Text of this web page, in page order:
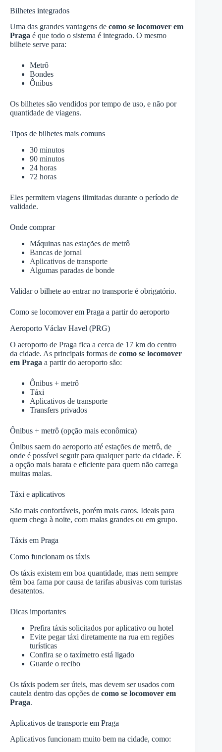
Bilhetes integrados
Uma das grandes vantagens de como se locomover em
Praga é que todo o sistema é integrado. O mesmo
bilhete serve para:
Metrô
Bondes
Ônibus
Os bilhetes são vendidos por tempo de uso, e não por
quantidade de viagens.
Tipos de bilhetes mais comuns
30 minutos
90 minutos
24 horas
72 horas
Eles permitem viagens ilimitadas durante o período de
validade.
Onde comprar
Máquinas nas estações de metrô
Bancas de jornal
Aplicativos de transporte
Algumas paradas de bonde
Validar o bilhete ao entrar no transporte é obrigatório.
Como se locomover em Praga a partir do aeroporto
Aeroporto Václav Havel (PRG)
O aeroporto de Praga fica a cerca de 17 km do centro
da cidade. As principais formas de como se locomover
em Praga a partir do aeroporto são:
Ônibus + metrô
Táxi
Aplicativos de transporte
Transfers privados
Ônibus + metrô (opção mais econômica)
Ônibus saem do aeroporto até estações de metrô, de
onde é possível seguir para qualquer parte da cidade. É
a opção mais barata e eficiente para quem não carrega
muitas malas.
Táxi e aplicativos
São mais confortáveis, porém mais caros. Ideais para
quem chega à noite, com malas grandes ou em grupo.
Táxis em Praga
Como funcionam os táxis
Os táxis existem em boa quantidade, mas nem sempre
têm boa fama por causa de tarifas abusivas com turistas
desatentos.
Dicas importantes
Prefira táxis solicitados por aplicativo ou hotel
Evite pegar táxi diretamente na rua em regiões
turísticas
Confira se o taxímetro está ligado
Guarde o recibo
Os táxis podem ser úteis, mas devem ser usados com
cautela dentro das opções de como se locomover em
Praga.
Aplicativos de transporte em Praga
Aplicativos funcionam muito bem na cidade, como: